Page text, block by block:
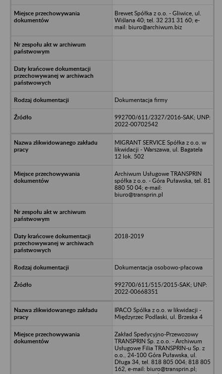
Brewet Spółka z o.o. - Gliwice, ul.
Wiślana 40; tel. 32 231 31 60; e-
mail: biuro@archiwum.biz
Dokumentacja firmy
992700/611/2327/2016-SAK; UNP:
2022-00702542
MIGRANT SERVICE Spółka z o.o. w
likwidacji - Warszawa, ul. Bagatela
12 lok. 502
Archiwum Usługowe TRANSPRIN
spółka z o.o. - Góra Puławska, tel. 81
880 50 04; e-mail:
biuro@transprin.pl
2018-2019
Dokumentacja osobowo-płacowa
992700/611/515/2015-SAK; UNP:
2022-00668351
IPACO Spólka z o.o. w likwidacji -
Międzyrzec Podlaski, ul. Brzeska 4
Zakład Spedycyjno-Przewozowy
TRANSPRIN Sp. z.o.o. - Archiwum
Usługowe Filia TRANSPRIN-u Sp. z
o.o., 24-100 Góra Puławska, ul.
Długa 34, tel. 818 805 004; 818 805
162, e-mail: biuro@transprin.pl;